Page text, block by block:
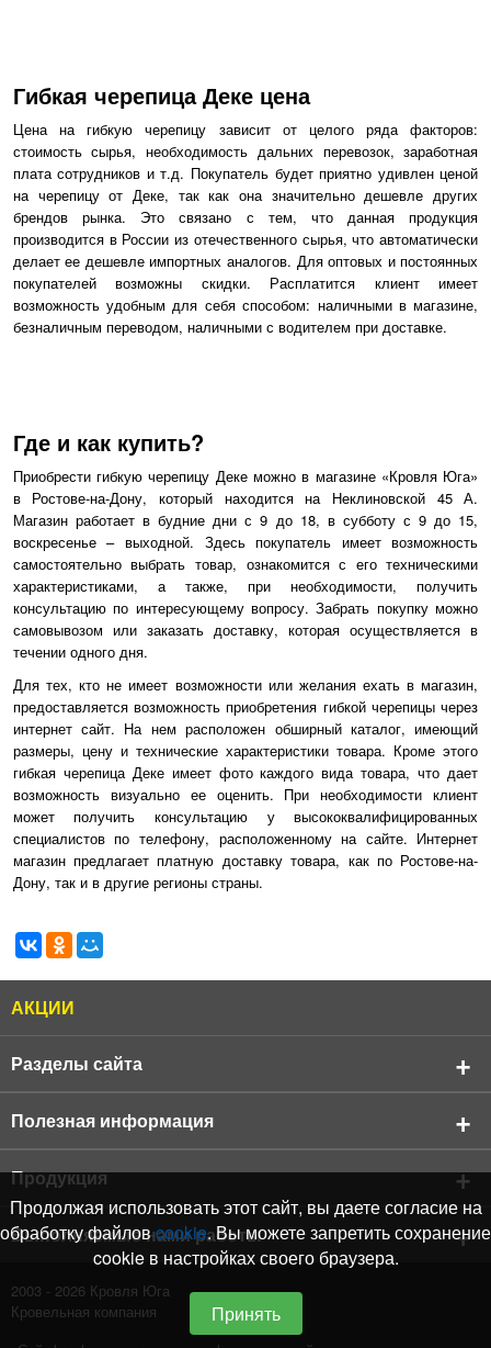
Гибкая черепица Деке цена
Цена на гибкую черепицу зависит от целого ряда факторов:
стоимость сырья, необходимость дальних перевозок, заработная
плата сотрудников и т.д. Покупатель будет приятно удивлен ценой
на черепицу от Деке, так как она значительно дешевле других
брендов рынка. Это связано с тем, что данная продукция
производится в России из отечественного сырья, что автоматически
делает ее дешевле импортных аналогов. Для оптовых и постоянных
покупателей возможны скидки. Расплатится клиент имеет
возможность удобным для себя способом: наличными в магазине,
безналичным переводом, наличными с водителем при доставке.
Где и как купить?
Приобрести гибкую черепицу Деке можно в магазине «Кровля Юга»
в Ростове-на-Дону, который находится на Неклиновской 45 А.
Магазин работает в будние дни с 9 до 18, в субботу с 9 до 15,
воскресенье – выходной. Здесь покупатель имеет возможность
самостоятельно выбрать товар, ознакомится с его техническими
характеристиками, а также, при необходимости, получить
консультацию по интересующему вопросу. Забрать покупку можно
самовывозом или заказать доставку, которая осуществляется в
течении одного дня.
Для тех, кто не имеет возможности или желания ехать в магазин,
предоставляется возможность приобретения гибкой черепицы через
интернет сайт. На нем расположен обширный каталог, имеющий
размеры, цену и технические характеристики товара. Кроме этого
гибкая черепица Деке имеет фото каждого вида товара, что дает
возможность визуально ее оценить. При необходимости клиент
может получить консультацию у высококвалифицированных
специалистов по телефону, расположенному на сайте. Интернет
магазин предлагает платную доставку товара, как по Ростове-на-
Дону, так и в другие регионы страны.
АКЦИИ
Разделы сайта
АКЦИИ
Бренды
Отзывы о Нас
Новости
Полезная информация
Кровельные материалы
Фасадные материалы
Водосточные системы
Мансардные окна
Продукция
Подбор черепицы Shinglas
Подбор черепицы Katepal
Каталог цветов RAL
Подбор цвета
Выполняемые нами работы
Отправить заявку на расчет
2003 - 2026 Кровля Юга
Кровельная компания
Продолжая использовать этот сайт, вы даете согласие на
обработку файловcookie. Вы можете запретить сохранение
cookie в настройках своего браузера.
Принять